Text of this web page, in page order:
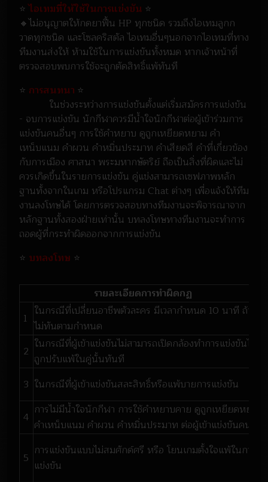
⭐ไอเทมที่ให้ใช้ในการแข่งขัน ⭐
🔸ไม่อนุญาตให้กดยาฟื้น HP ทุกชนิด รวมถึงไอเทมลูกก
วาดทุกชนิด และโซลคริสตัล ไอเทมอื่นๆนอกจากไอเทมที่ทาง
ทีมงานส่งให้ ห้ามใช้ในการแข่งขันทั้งหมด หากเจ้าหน้าที่
ตรวจสอบพบการใช้จะถูกตัดสิทธิ์แพ้ทันที
⭐ การสนทนา ⭐
ในช่วงระหว่างการแข่งขันตั้งแต่เริ่มสมัครการแข่งขัน
- จบการแข่งขัน นักกีฬาควรมีน้ำใจนักกีฬาต่อผู้เข้าร่วมการ
แข่งขันคนอื่นๆ การใช้คำหยาบ ดูถูกเหยียดหยาม คำ
เหน็บแนม คำผวน คำหมิ่นประมาท คำเสียดสี คำที่เกี่ยวข้อง
กับการเมือง ศาสนา พระมหากษัตริย์ ถือเป็นสิ่งที่ผิดและไม่
ควรเกิดขึ้นในรายการแข่งขัน คู่แข่งสามารถเซฟภาพหลัก
ฐานทั้งจากในเกม หรือโปรแกรม Chat ต่างๆ เพื่อแจ้งให้ทีม
งานลงโทษได้ โดยการตรวจสอบทางทีมงานจะพิจารณาจาก
หลักฐานทั้งสองฝ่ายเท่านั้น บทลงโทษทางทีมงานจะทำการ
ถอดผู้ที่กระทำผิดออกจากการแข่งขัน
⭐ บทลงโทษ ⭐
รายละเอียดการทำผิดกฏ
1 ในกรณีที่เปลี่ยนอาชีพตัวละคร มีเวลากำหนด 10 นาที ถ้า
ไม่ทันตามกำหนด
2 ในกรณีที่ผู้เข้าแข่งขันไม่สามารถเปิดกล้องทำการแข่งขันได้
ถูกปรับแพ้ในคู่นั้นทันที
3 ในกรณีที่ผู้เข้าแข่งขันสละสิทธิ์หรือแพ้บายการแข่งขัน
4 การไม่มีน้ำใจนักกีฬา การใช้คำหยาบคาย ดูถูกเหยียดหยาม
คำเหน็บแนม คำผวน คำหมิ่นประมาท ต่อผู้เข้าแข่งขันคนอื่น
5 การแข่งขันแบบไม่สมศักด์ศรี หรือ โยนเกมตั้งใจแพ้ในการ
แข่งขัน